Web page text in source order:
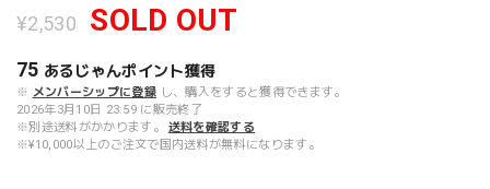
¥2,530 SOLD OUT
75 あるじゃんポイント獲得
※ メンバーシップに登録 し、購入をすると獲得できます。
2026年3月10日 23:59 に販売終了
※別途送料がかかります。
送料を確認する
※¥10,000以上のご注文で国内送料が無料になります。